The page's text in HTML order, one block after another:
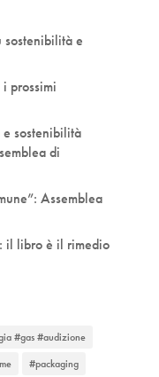
sostenibilità e
prossimi
sostenibilità
di
Assemblea
il libro è il rimedio
#gas #audizione
#packaging